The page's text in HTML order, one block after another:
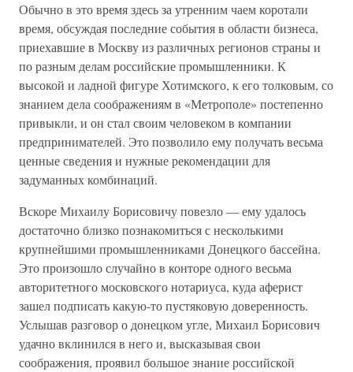
Обычно в это время здесь за утренним чаем коротали
время, обсуждая последние события в области бизнеса,
приехавшие в Москву из различных регионов страны и
по разным делам российские промышленники. К
высокой и ладной фигуре Хотимского, к его толковым, со
знанием дела соображениям в «Метрополе» постепенно
привыкли, и он стал своим человеком в компании
предпринимателей. Это позволило ему получать весьма
ценные сведения и нужные рекомендации для
задуманных комбинаций.
Вскоре Михаилу Борисовичу повезло — ему удалось
достаточно близко познакомиться с несколькими
крупнейшими промышленниками Донецкого бассейна.
Это произошло случайно в конторе одного весьма
авторитетного московского нотариуса, куда аферист
зашел подписать какую-то пустяковую доверенность.
Услышав разговор о донецком угле, Михаил Борисович
удачно вклинился в него и, высказывая свои
соображения, проявил большое знание российской